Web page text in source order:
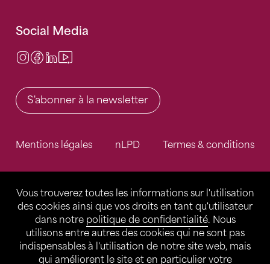
Vous trouverez toutes les informations sur l'utilisation
des cookies ainsi que vos droits en tant qu'utilisateur
dans notre politique de confidentialité. Nous
utilisons entre autres des cookies qui ne sont pas
indispensables à l'utilisation de notre site web, mais
qui améliorent le site et en particulier votre
Social Media
Instagram
Facebook
LinkedIn
S'abonner à la newsletter
Mentions légales nLPD Termes & conditions